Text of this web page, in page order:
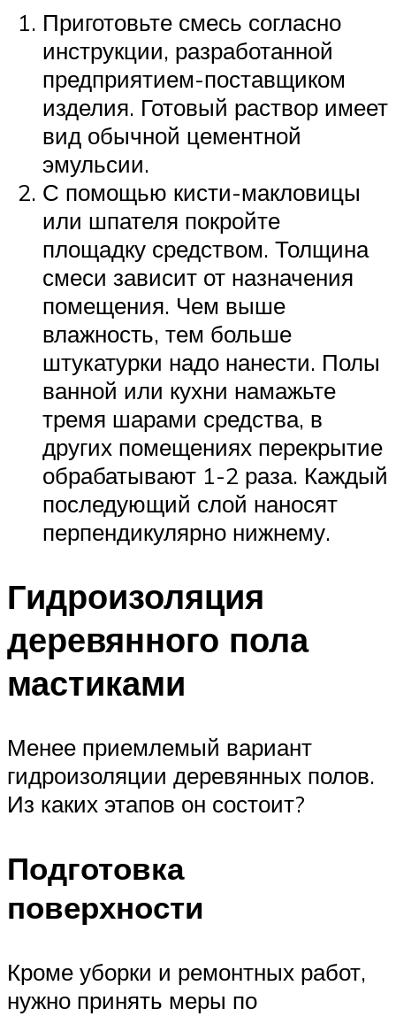
Приготовьте смесь согласно
инструкции, разработанной
предприятием-поставщиком
изделия. Готовый раствор имеет
вид обычной цементной
эмульсии.
С помощью кисти-макловицы
или шпателя покройте
площадку средством. Толщина
смеси зависит от назначения
помещения. Чем выше
влажность, тем больше
штукатурки надо нанести. Полы
ванной или кухни намажьте
тремя шарами средства, в
других помещениях перекрытие
обрабатывают 1-2 раза. Каждый
последующий слой наносят
перпендикулярно нижнему.
Гидроизоляция
деревянного пола
мастиками
Менее приемлемый вариант
гидроизоляции деревянных полов.
Из каких этапов он состоит?
Подготовка
поверхности
Кроме уборки и ремонтных работ,
нужно принять меры по